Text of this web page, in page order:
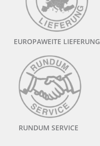
EUROPAWEITE LIEFERUNG
RUNDUM SERVICE